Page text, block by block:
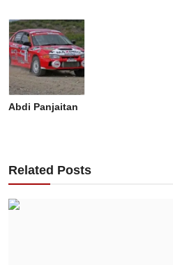
Abdi Panjaitan
Related Posts